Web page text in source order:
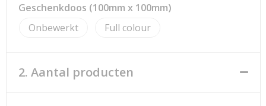
Geschenkdoos (100mm x 100mm)
Onbewerkt
Full colour
2. Aantal producten